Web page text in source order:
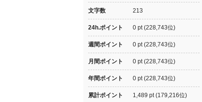
文字数 213
24h.ポイント 0 pt (228,743位)
週間ポイント 0 pt (228,743位)
月間ポイント 0 pt (228,743位)
年間ポイント 0 pt (228,743位)
累計ポイント 1,489 pt (179,216位)